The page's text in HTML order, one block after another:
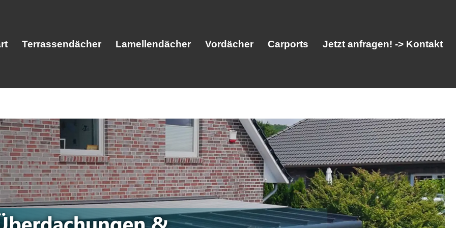
Terrassendächer Lamellendächer Vordächer Carports Jetzt anfragen! -> Kontakt